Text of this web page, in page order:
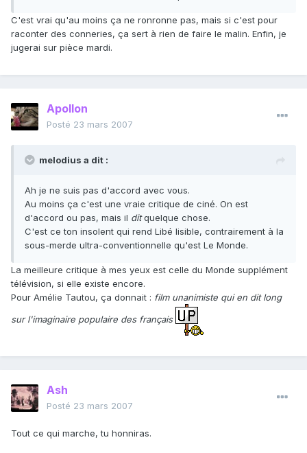
C'est vrai qu'au moins ça ne ronronne pas, mais si c'est pour
raconter des conneries, ça sert à rien de faire le malin. Enfin, je
jugerai sur pièce mardi.
Apollon
Posté 23 mars 2007
melodius a dit :
Ah je ne suis pas d'accord avec vous.
Au moins ça c'est une vraie critique de ciné. On est
d'accord ou pas, mais il ditquelque chose.
C'est ce ton insolent qui rend Libé lisible, contrairement à la
sous-merde ultra-conventionnelle qu'est Le Monde.
La meilleure critique à mes yeux est celle du Monde supplément
télévision, si elle existe encore.
Pour Amélie Tautou, ça donnait : film unanimiste qui en dit long
sur l'imaginaire populaire des français
Ash
Posté 23 mars 2007
Tout ce qui marche, tu honniras.